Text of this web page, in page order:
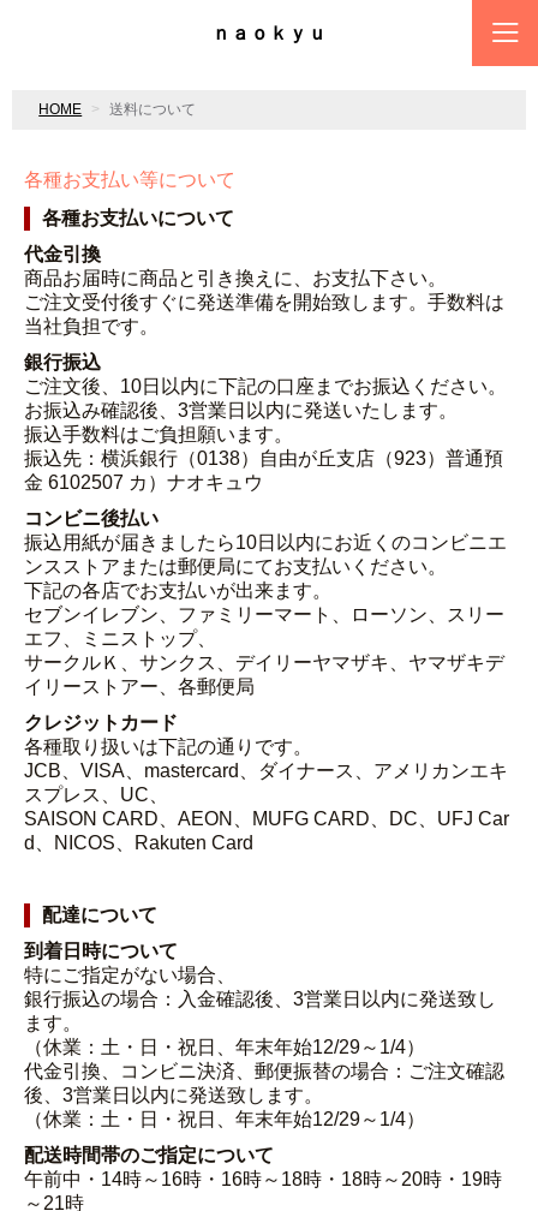
ｎａｏｋｙｕ
HOME 送料について
各種お支払い等について
各種お支払いについて
代金引換
商品お届時に商品と引き換えに、お支払下さい。
ご注文受付後すぐに発送準備を開始致します。手数料は
当社負担です。
銀行振込
ご注文後、10日以内に下記の口座までお振込ください。
お振込み確認後、3営業日以内に発送いたします。
振込手数料はご負担願います。
振込先：横浜銀行（0138）自由が丘支店（923）普通預
金 6102507 カ）ナオキュウ
コンビニ後払い
振込用紙が届きましたら10日以内にお近くのコンビニエ
ンスストアまたは郵便局にてお支払いください。
下記の各店でお支払いが出来ます。
セブンイレブン、ファミリーマート、ローソン、スリー
エフ、ミニストップ、
サークルＫ、サンクス、デイリーヤマザキ、ヤマザキデ
イリーストアー、各郵便局
クレジットカード
各種取り扱いは下記の通りです。
JCB、VISA、mastercard、ダイナース、アメリカンエキ
スプレス、UC、
SAISON CARD、AEON、MUFG CARD、DC、UFJ Car
d、NICOS、Rakuten Card
配達について
到着日時について
特にご指定がない場合、
銀行振込の場合：入金確認後、3営業日以内に発送致し
ます。
（休業：土・日・祝日、年末年始12/29～1/4）
代金引換、コンビニ決済、郵便振替の場合：ご注文確認
後、3営業日以内に発送致します。
（休業：土・日・祝日、年末年始12/29～1/4）
配送時間帯のご指定について
午前中・14時～16時・16時～18時・18時～20時・19時
～21時